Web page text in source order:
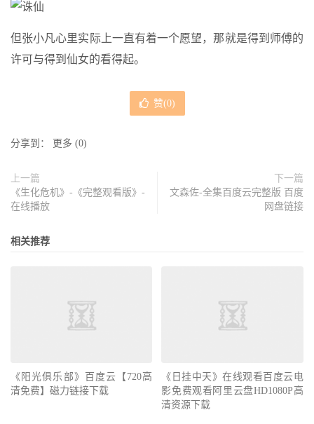
但张小凡心里实际上一直有着一个愿望，那就是得到师傅的
许可与得到仙女的看得起。
赞(0)
分享到： 更多 (0)
上一篇
《生化危机》-《完整观看版》-
在线播放
下一篇
文森佐-全集百度云完整版 百度
网盘链接
相关推荐
《阳光俱乐部》百度云【720高
清免费】磁力链接下载
《日挂中天》在线观看百度云电
影免费观看阿里云盘HD1080P高
清资源下载